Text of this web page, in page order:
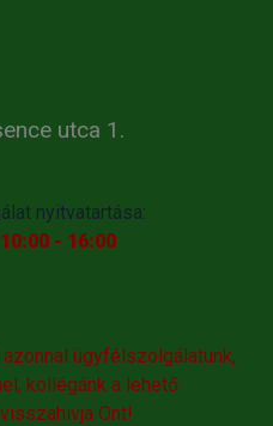
utca 1.
nyitvatartása:
10:00 - 16:00
ügyfélszolgálatunk,
kollégánk a lehető
Önt!